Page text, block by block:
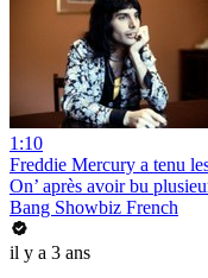
1:10
Freddie Mercury a tenu
On’ après avoir bu
Bang Showbiz French
il y a 3 ans